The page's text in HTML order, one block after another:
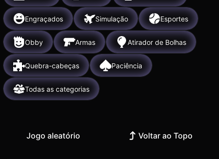
Engraçados Simulação Esportes
Obby Armas Atirador de Bolhas
Quebra-cabeças Paciência
Todas as categorias
Jogo aleatório Voltar ao Topo